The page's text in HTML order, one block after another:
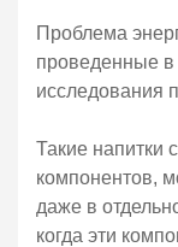
Проблема
проведенные в
исследования
Такие напитки
компонентов,
даже в
когда эти